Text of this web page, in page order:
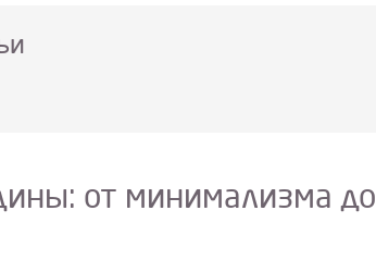
от минимализма до